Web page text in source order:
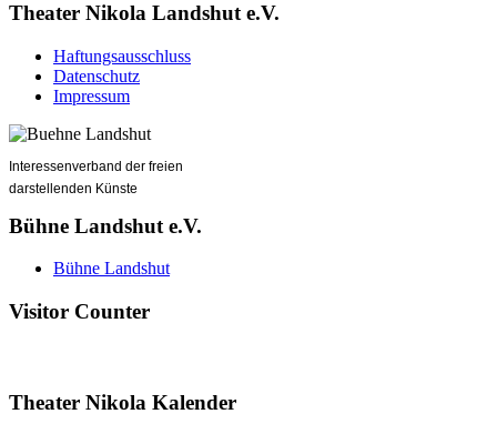
Theater Nikola Landshut e.V.
Haftungsausschluss
Datenschutz
Impressum
Interessenverband der freien
darstellenden Künste
Bühne Landshut e.V.
Bühne Landshut
Visitor Counter
Theater Nikola Kalender